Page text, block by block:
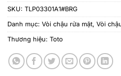
SKU: TLP03301A1#BRG
Danh mục: Vòi chậu rửa mặt, Vòi
Thương hiệu: Toto